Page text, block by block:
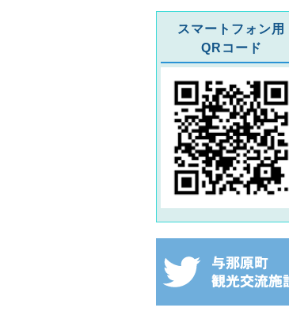
スマートフォン用
QRコード